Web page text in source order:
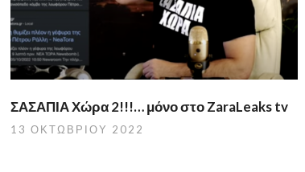
ΣΑΣΑΠΙΑ Χώρα 2!!!… μόνο στο ZaraLeaks tv
13 ΟΚΤΩΒΡΊΟΥ 2022